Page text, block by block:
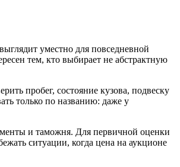
уместно для повседневной
тем, кто выбирает не абстрактную
пробег, состояние кузова, подвеску
только по названию: даже у
и таможня. Для первичной оценки
ситуации, когда цена на аукционе